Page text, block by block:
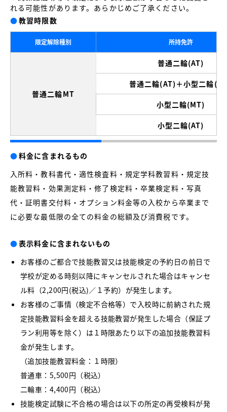
れる可能性があります。あらかじめご了承ください。
●教習時限数
限定解除種別 所持免許
普通二輪MT
普通二輪(AT)
普通二輪(AT)＋小型二輪
小型二輪(MT)
小型二輪(AT)
●料金に含まれるもの
入所料・教科書代・適性検査料・規定学科教習料・規定技
能教習料・効果測定料・修了検定料・卒業検定料・写真
代・証明書交付料・オプション料金等の入校から卒業まで
に必要な最低限の全ての料金の総額及び消費税です。
●表示料金に含まれないもの
お客様のご都合で技能教習又は技能検定の予約日の前日で
学校が定める時刻以降にキャンセルされた場合はキャンセ
ル料（2,200円(税込)／１予約）が発生します。
お客様のご事情（検定不合格等）で入校時に前納された規
定技能教習料金を超える技能教習が発生した場合（保証プ
ラン利用等を除く）は１時限あたり以下の追加技能教習料
金が発生します。
（追加技能教習料金：１時限）
普通車：5,500円（税込）
二輪車：4,400円（税込）
技能検定試験に不合格の場合は以下の所定の再受検料が発